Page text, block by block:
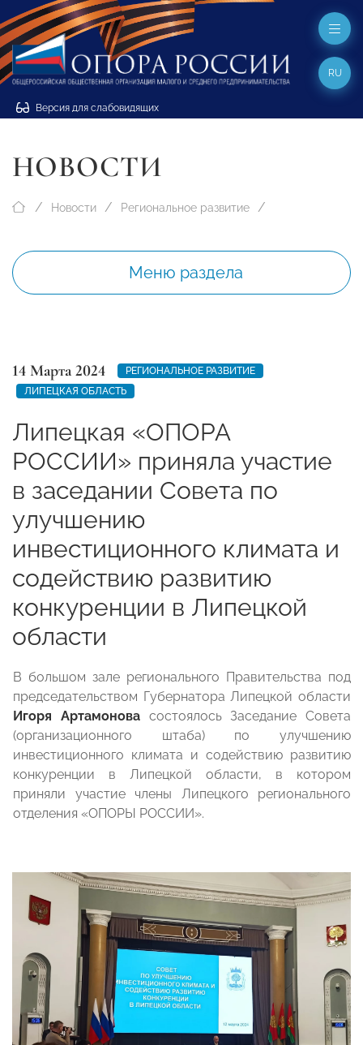
Версия для слабовидящих
RU
НОВОСТИ
Новости Региональное развитие
Меню раздела
14 Марта 2024
РЕГИОНАЛЬНОЕ РАЗВИТИЕ
ЛИПЕЦКАЯ ОБЛАСТЬ
Липецкая «ОПОРА
РОССИИ» приняла участие
в заседании Совета по
улучшению
инвестиционного климата и
содействию развитию
конкуренции в Липецкой
области
В большом зале регионального Правительства под
председательством Губернатора Липецкой области
Игоря Артамоновасостоялось Заседание Совета
(организационного штаба) по улучшению
инвестиционного климата и содействию развитию
конкуренции в Липецкой области, в котором
приняли участие члены Липецкого регионального
отделения «ОПОРЫ РОССИИ».